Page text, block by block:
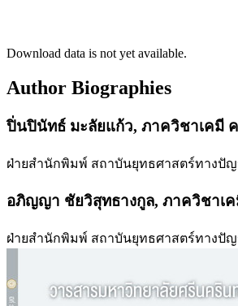
Download data is not yet available.
Author Biographies
ปิ่นปินัทธ์ มะลัยแก้ว, ภาควิชาเคมี
ฝ่ายสำนักพิมพ์ สถาบันยุทธศาสตร์ทางปั
อภิญญา ชัยวิสุทธางกูล, ภาควิชาเ
ฝ่ายสำนักพิมพ์ สถาบันยุทธศาสตร์ทางปั